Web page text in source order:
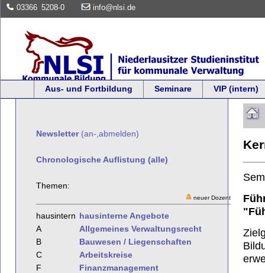
03366 5208-0 info@nlsi.de
Aus- und Fortbildung Seminare VIP (intern)
Newsletter(an-,abmelden)
Chronologische Auflistung (alle)
Themen:
neuer Dozent
hausintern hausinterne Angebote
A
Allgemeines Verwaltungsrecht
B
Bauwesen / Liegenschaften
C
Arbeitskreise
F
Finanzmanagement